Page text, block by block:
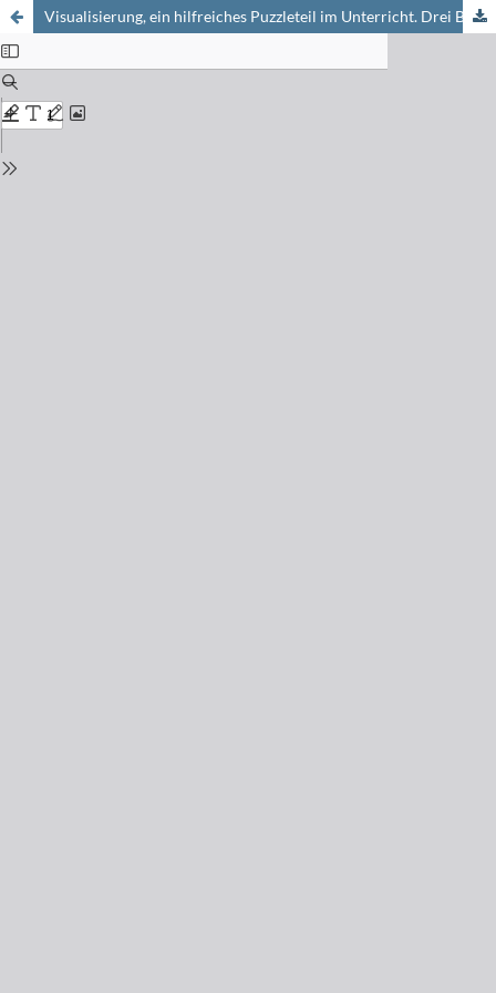
Visualisierung, ein hilfreiches Puzzleteil im Unterricht. Drei Beispiele aus meinem Chemieunterricht